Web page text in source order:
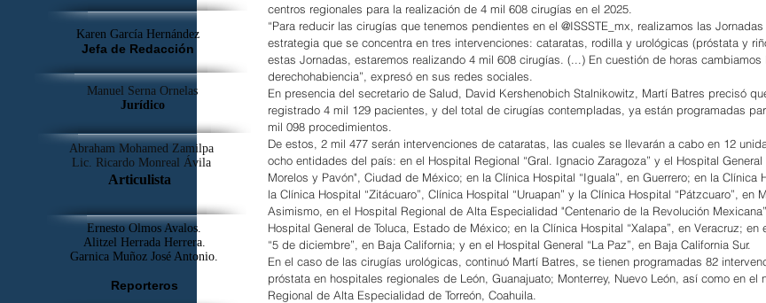
centros regionales para la realización de 4 mil 608 cirugías en el 2025.
“Para reducir las cirugías que tenemos pendientes en el @ISSSTE_mx, realizamos las
estrategia que se concentra en tres intervenciones: cataratas, rodilla y urológicas (próstata y
estas Jornadas, estaremos realizando 4 mil 608 cirugías. (...) En cuestión de horas
derechohabiencia”, expresó en sus redes sociales.
En presencia del secretario de Salud, David Kershenobich Stalnikowitz, Martí Batres precisó
registrado 4 mil 129 pacientes, y del total de cirugías contempladas, ya están programadas
mil 098 procedimientos.
De estos, 2 mil 477 serán intervenciones de cataratas, las cuales se llevarán a cabo en 12
ocho entidades del país: en el Hospital Regional “Gral. Ignacio Zaragoza” y el Hospital General
Morelos y Pavón", Ciudad de México; en la Clínica Hospital “Iguala”, en Guerrero; en la Clínica
la Clínica Hospital “Zitácuaro”, Clínica Hospital “Uruapan” y la Clínica Hospital “Pátzcuaro”, en
Asimismo, en el Hospital Regional de Alta Especialidad "Centenario de la Revolución
Hospital General de Toluca, Estado de México; en la Clínica Hospital “Xalapa”, en Veracruz; en
“5 de diciembre”, en Baja California; y en el Hospital General “La Paz”, en Baja California Sur.
En el caso de las cirugías urológicas, continuó Martí Batres, se tienen programadas 82
próstata en hospitales regionales de León, Guanajuato; Monterrey, Nuevo León, así como en el
Regional de Alta Especialidad de Torreón, Coahuila.
Karen García Hernández
Jefa de Redacción
Manuel Serna Ornelas
Jurídico
Abraham Mohamed Zamilpa
Lic. Ricardo Monreal Ávila
Articulista
Ernesto Olmos Avalos.
Alitzel Herrada Herrera.
Garnica Muñoz José Antonio.
Reporteros